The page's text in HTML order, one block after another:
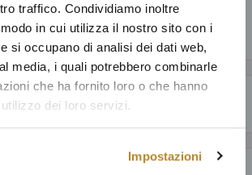
traffico. Condividiamo inoltre
in cui utilizza il nostro sito con i
si occupano di analisi dei dati web,
media, i quali potrebbero combinarle
che ha fornito loro o che hanno
dei loro servizi.
Impostazioni